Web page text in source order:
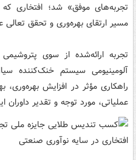
تجربه‌های موفق» شد؛ افتخاری
مسیر ارتقای بهره‌وری و تحقق تعالی
تجربه ارائه‌شده از سوی
آلومینیومی سیستم خنک‌کننده
راهکاری مؤثر در افزایش بهره‌وری،
عملیاتی، مورد توجه و تقدیر داوران